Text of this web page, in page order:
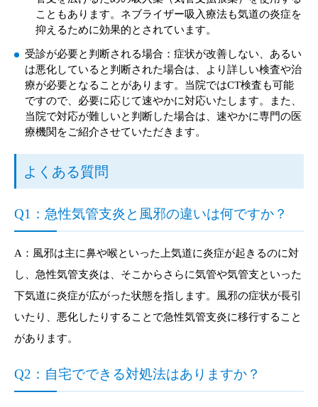
こともあります。ネブライザー吸入療法も気道の炎症を
抑えるために効果的とされています。
受診が必要と判断される場合：症状が改善しない、あるい
は悪化していると判断された場合は、より詳しい検査や治
療が必要となることがあります。当院ではCT検査も可能
ですので、必要に応じて速やかに対応いたします。また、
当院で対応が難しいと判断した場合は、速やかに専門の医
療機関をご紹介させていただきます。
よくある質問
Q1：急性気管支炎と風邪の違いは何ですか？
A：風邪は主に鼻や喉といった上気道に炎症が起きるのに対
し、急性気管支炎は、そこからさらに気管や気管支といった
下気道に炎症が広がった状態を指します。風邪の症状が長引
いたり、悪化したりすることで急性気管支炎に移行すること
があります。
Q2：自宅でできる対処法はありますか？